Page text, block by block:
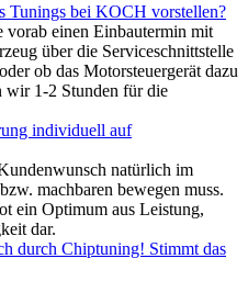
Tunings bei KOCH vorstellen?
vorab einen Einbautermin mit
über die Serviceschnittstelle
ob das Motorsteuergerät dazu
wir 1-2 Stunden für die
individuell auf
natürlich im
machbaren bewegen muss.
ein Optimum aus Leistung,
dar.
durch Chiptuning! Stimmt das